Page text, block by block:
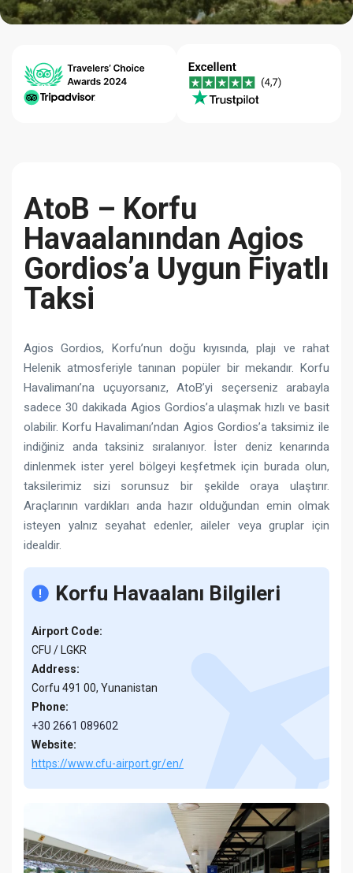
AtoB – Korfu
Havaalanından Agios
Gordios’a Uygun Fiyatlı
Taksi
Agios Gordios, Korfu’nun doğu kıyısında, plajı ve rahat
Helenik atmosferiyle tanınan popüler bir mekandır. Korfu
Havalimanı’na uçuyorsanız, AtoB’yi seçerseniz arabayla
sadece 30 dakikada Agios Gordios’a ulaşmak hızlı ve basit
olabilir. Korfu Havalimanı’ndan Agios Gordios’a taksimiz ile
indiğiniz anda taksiniz sıralanıyor. İster deniz kenarında
dinlenmek ister yerel bölgeyi keşfetmek için burada olun,
taksilerimiz sizi sorunsuz bir şekilde oraya ulaştırır.
Araçlarının vardıkları anda hazır olduğundan emin olmak
isteyen yalnız seyahat edenler, aileler veya gruplar için
idealdir.
Korfu Havaalanı Bilgileri
Airport Code:
CFU / LGKR
Address:
Corfu 491 00, Yunanistan
Phone:
+30 2661 089602
Website:
https://www.cfu-airport.gr/en/